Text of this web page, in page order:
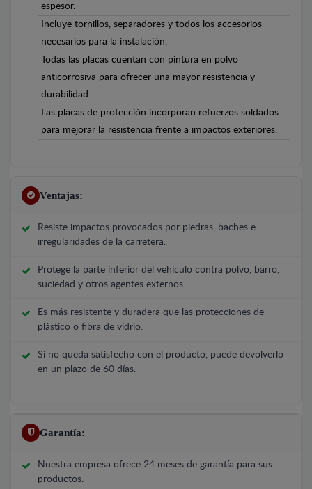
espesor.
Incluye tornillos, separadores y todos los accesorios
necesarios para la instalación.
Todas las placas cuentan con pintura en polvo
anticorrosiva para ofrecer una mayor resistencia y
durabilidad.
Las placas de protección incorporan refuerzos soldados
para mejorar la resistencia frente a impactos exteriores.
Ventajas:
Resiste impactos provocados por piedras, baches e
irregularidades de la carretera.
Protege la parte inferior del vehículo contra polvo, barro,
suciedad y otros agentes externos.
Es más resistente y duradera que las protecciones de
plástico o fibra de vidrio.
Si no queda satisfecho con el producto, puede devolverlo
en un plazo de 60 días.
Garantía:
Nuestra empresa ofrece 24 meses de garantía para sus
productos.